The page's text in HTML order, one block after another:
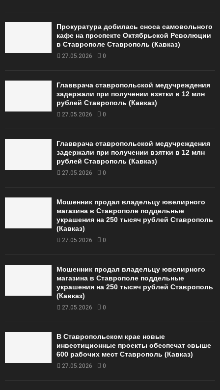
Прокуратура добилась сноса самовольного
кафе на проспекте Октябрьской Революции
в Ставрополе Ставрополь (Кавказ)
27.05.2026 0
Главврача ставропольской медучреждения
задержали при получении взятки в 12 млн
рублей Ставрополь (Кавказ)
27.05.2026 0
Главврача ставропольской медучреждения
задержали при получении взятки в 12 млн
рублей Ставрополь (Кавказ)
27.05.2026 0
Мошенник продал владельцу ювелирного
магазина в Ставрополе поддельные
украшения на 250 тысяч рублей Ставрополь
(Кавказ)
27.05.2026 0
Мошенник продал владельцу ювелирного
магазина в Ставрополе поддельные
украшения на 250 тысяч рублей Ставрополь
(Кавказ)
27.05.2026 0
В Ставропольском крае новые
инвестиционные проекты обеспечат свыше
600 рабочих мест Ставрополь (Кавказ)
27.05.2026 0